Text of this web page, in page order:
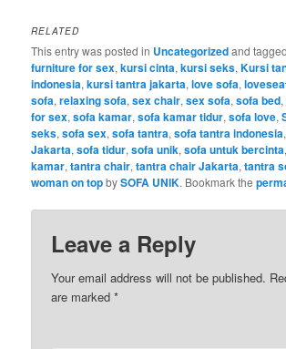
RELATED
This entry was posted in Uncategorizedand
furniture for sex,kursi cinta,kursi seks,Kursi
indonesia,kursi tantra jakarta,love sofa,
sofa,relaxing sofa,sex chair,sex sofa,sofa bed,
for sex,sofa kamar,sofa kamar tidur,sofa love,
seks,sofa sex,sofa tantra,sofa tantra indonesia
Jakarta,sofa tidur,sofa unik,sofa untuk bercinta
kamar,tantra chair,tantra chair Jakarta,tantra
woman on topbySOFA UNIK. Bookmark the
Leave a Reply
Your email address will not be published.
are marked*